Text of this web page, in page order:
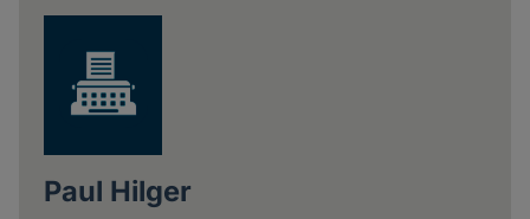
Paul Hilger